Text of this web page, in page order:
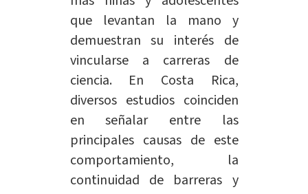
que levantan la mano y
demuestran su interés de
vincularse a carreras de
ciencia. En Costa Rica,
diversos estudios coinciden
en señalar entre las
principales causas de este
comportamiento, la
continuidad de barreras y